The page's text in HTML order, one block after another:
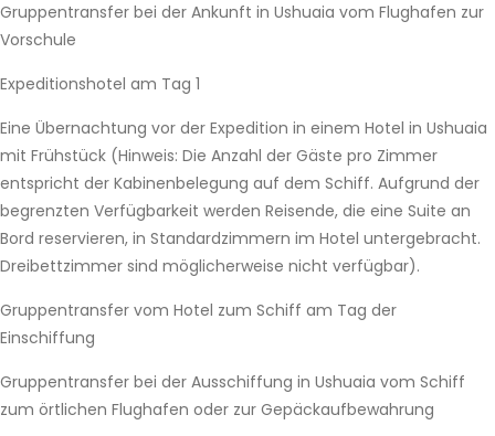
Gruppentransfer bei der Ankunft in Ushuaia vom Flughafen zur
Vorschule
Expeditionshotel am Tag 1
Eine Übernachtung vor der Expedition in einem Hotel in Ushuaia
mit Frühstück (Hinweis: Die Anzahl der Gäste pro Zimmer
entspricht der Kabinenbelegung auf dem Schiff. Aufgrund der
begrenzten Verfügbarkeit werden Reisende, die eine Suite an
Bord reservieren, in Standardzimmern im Hotel untergebracht.
Dreibettzimmer sind möglicherweise nicht verfügbar).
Gruppentransfer vom Hotel zum Schiff am Tag der
Einschiffung
Gruppentransfer bei der Ausschiffung in Ushuaia vom Schiff
zum örtlichen Flughafen oder zur Gepäckaufbewahrung